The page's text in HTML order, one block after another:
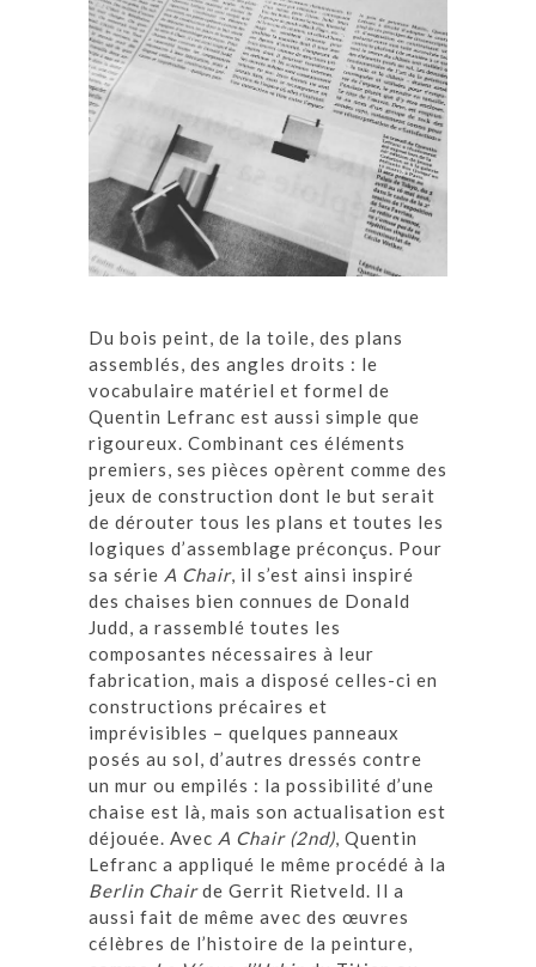
Du bois peint, de la toile, des plans
assemblés, des angles droits : le
vocabulaire matériel et formel de
Quentin Lefranc est aussi simple que
rigoureux. Combinant ces éléments
premiers, ses pièces opèrent comme des
jeux de construction dont le but serait
de dérouter tous les plans et toutes les
logiques d’assemblage préconçus. Pour
sa série A Chair, il s’est ainsi inspiré
des chaises bien connues de Donald
Judd, a rassemblé toutes les
composantes nécessaires à leur
fabrication, mais a disposé celles-ci en
constructions précaires et
imprévisibles – quelques panneaux
posés au sol, d’autres dressés contre
un mur ou empilés : la possibilité d’une
chaise est là, mais son actualisation est
déjouée. Avec A Chair (2nd), Quentin
Lefranc a appliqué le même procédé à la
Berlin Chairde Gerrit Rietveld. Il a
aussi fait de même avec des œuvres
célèbres de l’histoire de la peinture,